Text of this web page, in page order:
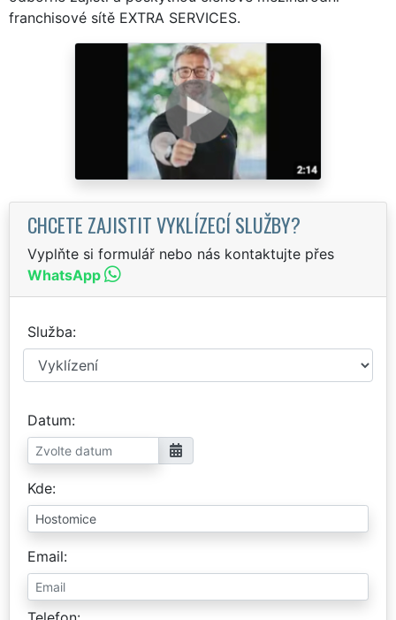
franchisové sítě EXTRA SERVICES.
CHCETE ZAJISTIT VYKLÍZECÍ SLUŽBY?
Vyplňte si formulář nebo nás kontaktujte přes
WhatsApp
Služba
Datum
Kde
Email